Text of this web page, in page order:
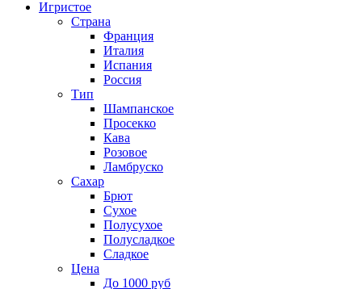
Игристое
Страна
Франция
Италия
Испания
Россия
Тип
Шампанское
Просекко
Кава
Розовое
Ламбруско
Сахар
Брют
Сухое
Полусухое
Полусладкое
Сладкое
Цена
До 1000 руб